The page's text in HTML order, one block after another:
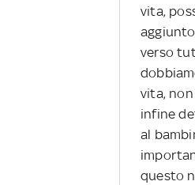
vita,
verso
vita,
infine
al
questo